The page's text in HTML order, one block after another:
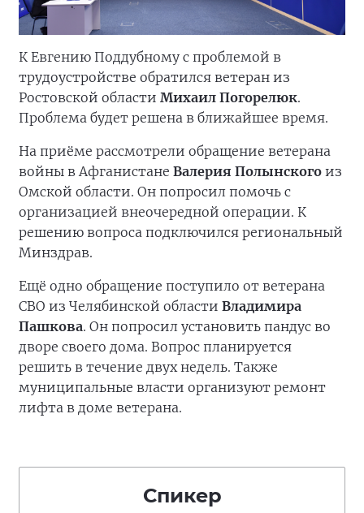
К Евгению Поддубному с проблемой в
трудоустройстве обратился ветеран из
Ростовской области Михаил Погорелюк.
Проблема будет решена в ближайшее время.
На приёме рассмотрели обращение ветерана
войны в Афганистане Валерия Полынского из
Омской области. Он попросил помочь с
организацией внеочередной операции. К
решению вопроса подключился региональный
Минздрав.
Ещё одно обращение поступило от ветерана
СВО из Челябинской области Владимира
Пашкова. Он попросил установить пандус во
дворе своего дома. Вопрос планируется
решить в течение двух недель. Также
муниципальные власти организуют ремонт
лифта в доме ветерана.
Спикер